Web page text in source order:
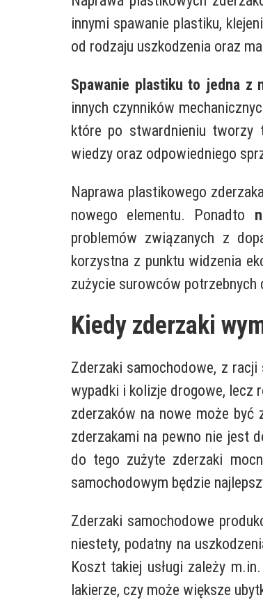
innymi spawanie plastiku,
od rodzaju uszkodzenia oraz
Spawanie plastiku to jedna z
innych czynników
które po stwardnieniu tworzy
wiedzy oraz odpowiedniego
Naprawa plastikowego
nowego elementu. Ponadto
problemów związanych z
korzystna z punktu widzenia
zużycie surowców
Kiedy zderzaki
Zderzaki samochodowe, z
wypadki i kolizje drogowe, lecz
zderzaków na nowe może
zderzakami na pewno nie jest
do tego zużyte zderzaki
samochodowym będzie
Zderzaki samochodowe
niestety, podatny na
Koszt takiej usługi zależy
lakierze, czy może większe